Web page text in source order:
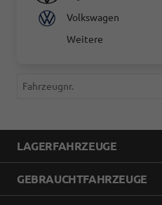
Volkswagen
Weitere
Fahrzeugnr.
LAGERFAHRZEUGE
GEBRAUCHTFAHRZEUGE